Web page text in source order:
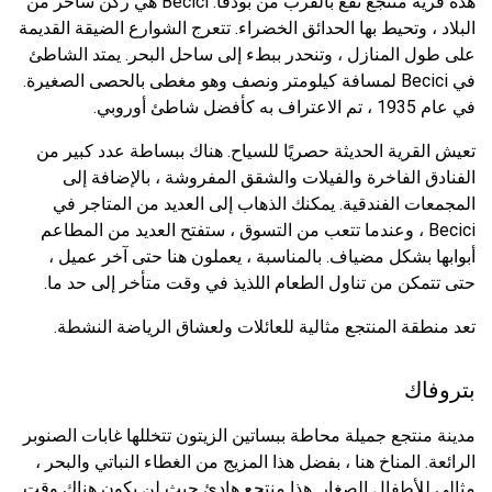
البلاد ، وتحيط بها الحدائق الخضراء. تتعرج الشوارع الضيقة القديمة
على طول المنازل ، وتنحدر ببطء إلى ساحل البحر. يمتد الشاطئ
في Becici لمسافة كيلومتر ونصف وهو مغطى بالحصى الصغيرة.
في عام 1935 ، تم الاعتراف به كأفضل شاطئ أوروبي.
تعيش القرية الحديثة حصريًا للسياح. هناك ببساطة عدد كبير من
الفنادق الفاخرة والفيلات والشقق المفروشة ، بالإضافة إلى
المجمعات الفندقية. يمكنك الذهاب إلى العديد من المتاجر في
Becici ، وعندما تتعب من التسوق ، ستفتح العديد من المطاعم
أبوابها بشكل مضياف. بالمناسبة ، يعملون هنا حتى آخر عميل ،
حتى تتمكن من تناول الطعام اللذيذ في وقت متأخر إلى حد ما.
تعد منطقة المنتجع مثالية للعائلات ولعشاق الرياضة النشطة.
بتروفاك
مدينة منتجع جميلة محاطة ببساتين الزيتون تتخللها غابات الصنوبر
الرائعة. المناخ هنا ، بفضل هذا المزيج من الغطاء النباتي والبحر ،